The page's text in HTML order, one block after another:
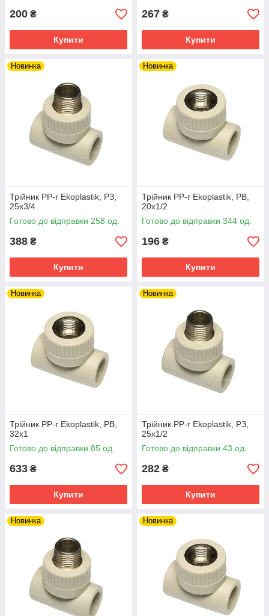
200 ₴
Купити
267 ₴
Купити
Новинка
Трійник PP-r Ekoplastik, РЗ,
25х3/4
Готово до відправки 258 од.
388 ₴
Купити
Новинка
Трійник PP-r Ekoplastik, РВ,
20х1/2
Готово до відправки 344 од.
196 ₴
Купити
Новинка
Трійник PP-r Ekoplastik, РВ,
32х1
Готово до відправки 85 од.
633 ₴
Купити
Новинка
Трійник PP-r Ekoplastik, РЗ,
25х1/2
Готово до відправки 43 од.
282 ₴
Купити
Новинка Новинка